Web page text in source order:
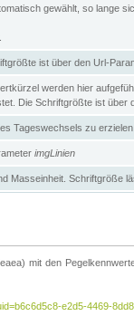
gewählt, so lange
ist über den Url-
werden hier
Die Schriftgrößte ist über
Tageswechsels zu
imgLinien
Masseinheit. Schriftgröße
mit den
e2d5-4469-